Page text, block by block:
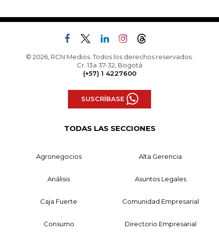
© 2026, RCN Medios. Todos los derechos reservados.
Cr. 13a 37-32, Bogotá
(+57) 1 4227600
SUSCRÍBASE
TODAS LAS SECCIONES
Agronegocios Alta Gerencia
Análisis Asuntos Legales
Caja Fuerte Comunidad Empresarial
Consumo Directorio Empresarial